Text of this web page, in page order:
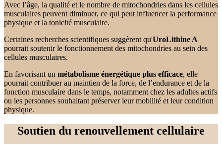
Avec l’âge, la qualité et le nombre de mitochondries dans les cellules
musculaires peuvent diminuer, ce qui peut influencer la performance
physique et la tonicité musculaire.
Certaines recherches scientifiques suggèrent qu'UroLithine A
pourrait soutenir le fonctionnement des mitochondries au sein des
cellules musculaires.
En favorisant un métabolisme énergétique plus efficace, elle
pourrait contribuer au maintien de la force, de l’endurance et de la
fonction musculaire dans le temps, notamment chez les adultes actifs
ou les personnes souhaitant préserver leur mobilité et leur condition
physique.
Soutien du renouvellement cellulaire